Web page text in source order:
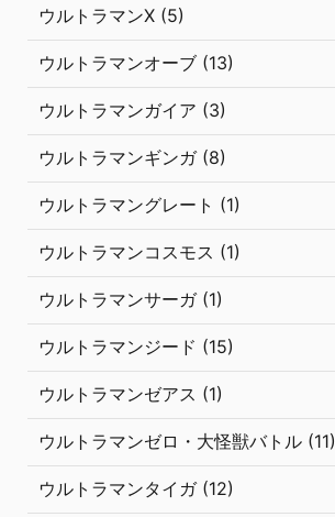
ウルトラマンX (5)
ウルトラマンオーブ (13)
ウルトラマンガイア (3)
ウルトラマンギンガ (8)
ウルトラマングレート (1)
ウルトラマンコスモス (1)
ウルトラマンサーガ (1)
ウルトラマンジード (15)
ウルトラマンゼアス (1)
ウルトラマンゼロ・大怪獣バトル (11)
ウルトラマンタイガ (12)